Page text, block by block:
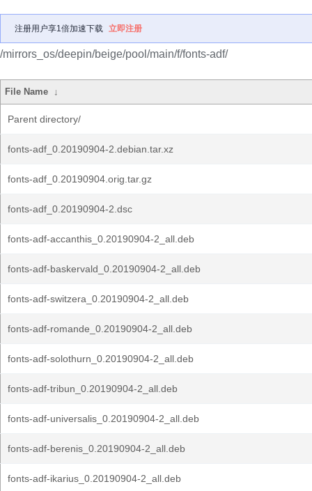
注册用户享1倍加速下载 立即注册
/mirrors_os/deepin/beige/pool/main/f/fonts-adf/
File Name ↓
Parent directory/
fonts-adf_0.20190904-2.debian.tar.xz
fonts-adf_0.20190904.orig.tar.gz
fonts-adf_0.20190904-2.dsc
fonts-adf-accanthis_0.20190904-2_all.deb
fonts-adf-baskervald_0.20190904-2_all.deb
fonts-adf-switzera_0.20190904-2_all.deb
fonts-adf-romande_0.20190904-2_all.deb
fonts-adf-solothurn_0.20190904-2_all.deb
fonts-adf-tribun_0.20190904-2_all.deb
fonts-adf-universalis_0.20190904-2_all.deb
fonts-adf-berenis_0.20190904-2_all.deb
fonts-adf-ikarius_0.20190904-2_all.deb